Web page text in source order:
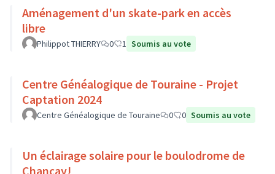
Aménagement d'un skate-park en accès
libre
Philippot THIERRY 0 1 Soumis au vote
Centre Généalogique de Touraine - Projet
Captation 2024
Centre Généalogique de Touraine 0 0 Soumis au vote
Un éclairage solaire pour le boulodrome de
Chançay!